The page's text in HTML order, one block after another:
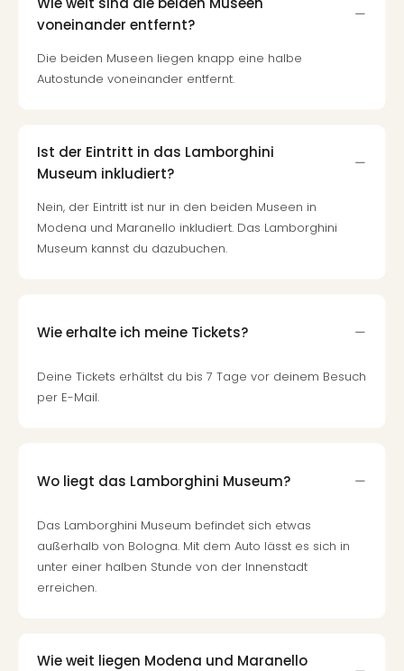
voneinander entfernt?
Die beiden Museen liegen knapp eine halbe
Autostunde voneinander entfernt.
Ist der Eintritt in das Lamborghini
Museum inkludiert?
Nein, der Eintritt ist nur in den beiden Museen in
Modena und Maranello inkludiert. Das Lamborghini
Museum kannst du dazubuchen.
Wie erhalte ich meine Tickets?
Deine Tickets erhältst du bis 7 Tage vor deinem Besuch
per E-Mail.
Wo liegt das Lamborghini Museum?
Das Lamborghini Museum befindet sich etwas
außerhalb von Bologna. Mit dem Auto lässt es sich in
unter einer halben Stunde von der Innenstadt
erreichen.
Wie weit liegen Modena und Maranello